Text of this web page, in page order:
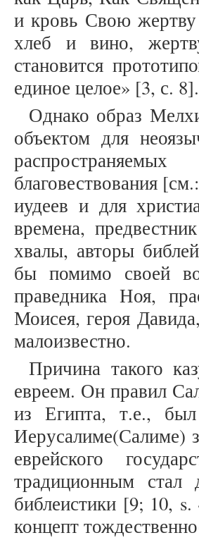
и кровь Свою
хлеб и вино,
становится
единое целое» [3, с. 8].
Однако образ
объектом для
благовествования
иудеев и для
времена,
хвалы, авторы
бы помимо своей
праведника Ноя,
Моисея, героя
малоизвестно.
Причина такого
евреем. Он правил
из Египта, т.е.,
Иерусалиме(Салиме)
еврейского
традиционным
библеистики [9; 10,
концепт